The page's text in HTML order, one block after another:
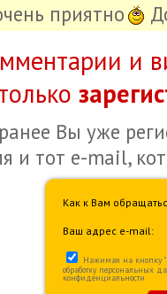
приятно
и
Вы уже
и тот e-mail,
Как к Вам
Ваш адрес e-mail:
Нажимая на кнопку
обработку персональных
конфиденциальности